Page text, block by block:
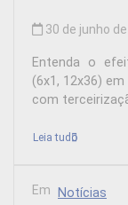
30 de junho
Entenda o
(6x1, 12x36)
com
Leia tudo
Em Notícias